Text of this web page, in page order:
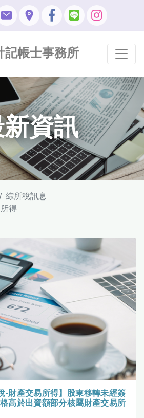
記帳士事務所
資訊
綜所稅訊息
得
-財產交易所得】股東移轉未經簽
高於出資額部分核屬財產交易所